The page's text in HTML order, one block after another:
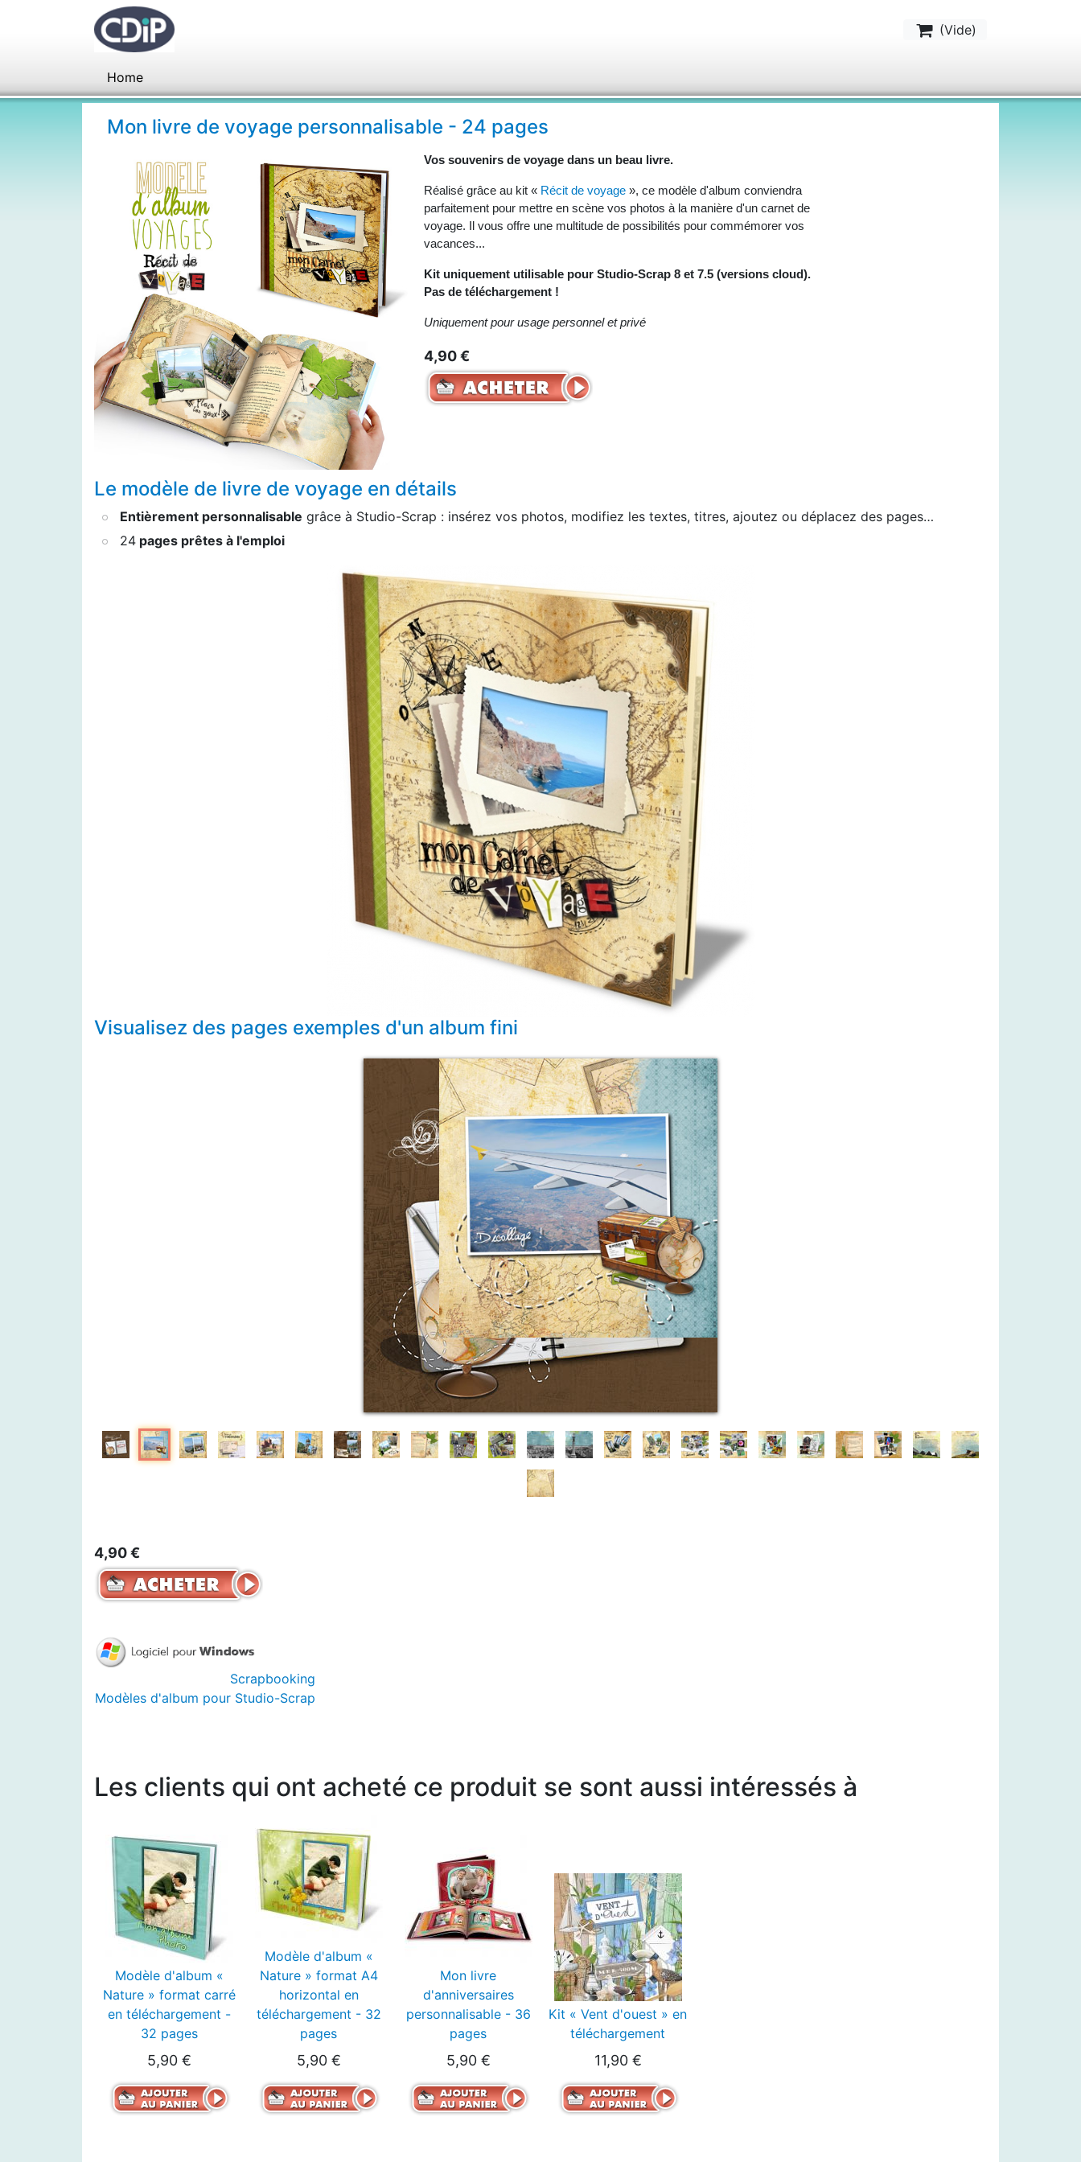
(Vide)
Home
Mon livre de voyage personnalisable - 24 pages
Vos souvenirs de voyage dans un beau livre.
Réalisé grâce au kit « Récit de voyage », ce modèle d'album conviendra
parfaitement pour mettre en scène vos photos à la manière d'un carnet de
voyage. Il vous offre une multitude de possibilités pour commémorer vos
vacances...
Kit uniquement utilisable pour Studio-Scrap 8 et 7.5 (versions cloud).
Pas de téléchargement !
Uniquement pour usage personnel et privé
4,90 €
Le modèle de livre de voyage en détails
Entièrement personnalisable grâce à Studio-Scrap : insérez vos photos, modifiez les textes, titres, ajoutez ou déplacez des pages…
24 pages prêtes à l'emploi
Visualisez des pages exemples d'un album fini
4,90 €
Scrapbooking
Modèles d'album pour Studio-Scrap
Les clients qui ont acheté ce produit se sont aussi intéressés à
Modèle d'album «
Nature » format carré
en téléchargement -
32 pages
5,90 €
Modèle d'album «
Nature » format A4
horizontal en
téléchargement - 32
pages
5,90 €
Mon livre
d'anniversaires
personnalisable - 36
pages
5,90 €
Kit « Vent d'ouest » en
téléchargement
11,90 €